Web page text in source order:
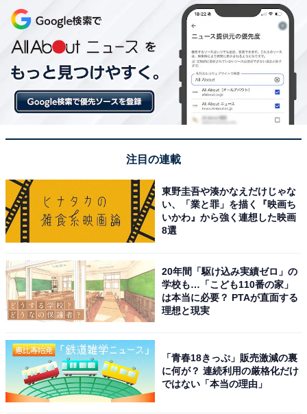
ロジクール「MX2400GRd」
バンスド ワイヤレス マウス 触覚フィードバック 静音
Amazonで見る
【Amazon.co.jp限定】 ロジクール 静音 ワイヤレス トラ
ックボール マウス MX ERGO S MXTB2d 無線 グラファイ
注目の連載
東野圭吾や湊かなえだけじゃな
い、「業と罪」を描く『映画ち
いかわ』から強く連想した映画
8選
20年間「駆け込み実績ゼロ」の
学校も…「こども110番の家」
は本当に必要？ PTAが直面する
理想と現実
「青春18きっぷ」販売激減の裏
に何が？ 連続利用の厳格化だけ
ではない「本当の理由」